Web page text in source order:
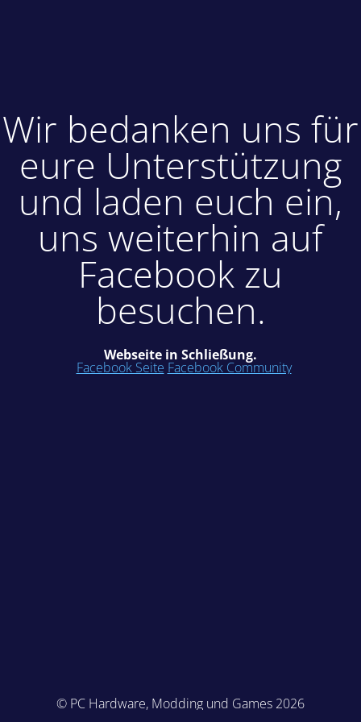
Wir bedanken uns für
eure Unterstützung
und laden euch ein,
uns weiterhin auf
Facebook zu
besuchen.
Webseite in Schließung.
Facebook Seite Facebook Community
© PC Hardware, Modding und Games 2026